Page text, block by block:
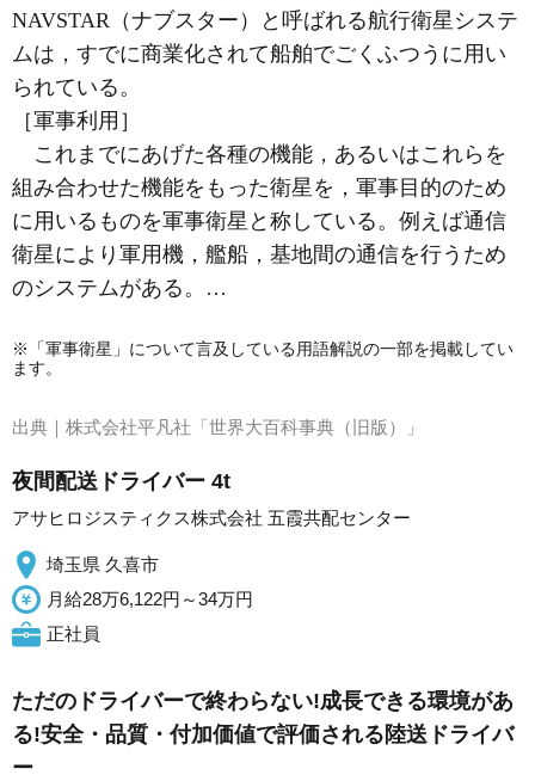
NAVSTAR（ナブスター）と呼ばれる航行衛星システ
ムは，すでに商業化されて船舶でごくふつうに用い
られている。
［軍事利用］
これまでにあげた各種の機能，あるいはこれらを
組み合わせた機能をもった衛星を，軍事目的のため
に用いるものを軍事衛星 と称している。例えば通信
衛星により軍用機，艦船，基地間の通信を行うため
のシステムがある。…
※「軍事衛星」について言及している用語解説の一部を掲載してい
ます。
出典｜ 株式会社平凡社「世界大百科事典（旧版）」
夜間配送ドライバー 4t
アサヒロジスティクス株式会社 五霞共配センター
埼玉県 久喜市
月給28万6,122円～34万円
正社員
ただのドライバーで終わらない!成長できる環境があ
る!安全・品質・付加価値で評価される陸送ドライバ
ー